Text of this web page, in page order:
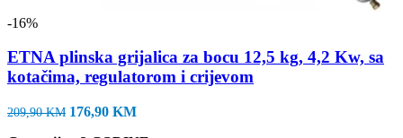
-16%
ETNA plinska grijalica za bocu 12,5 kg, 4,2 Kw, sa
kotačima, regulatorom i crijevom
209,90KM Izvorna
176,90 KMTrenutna